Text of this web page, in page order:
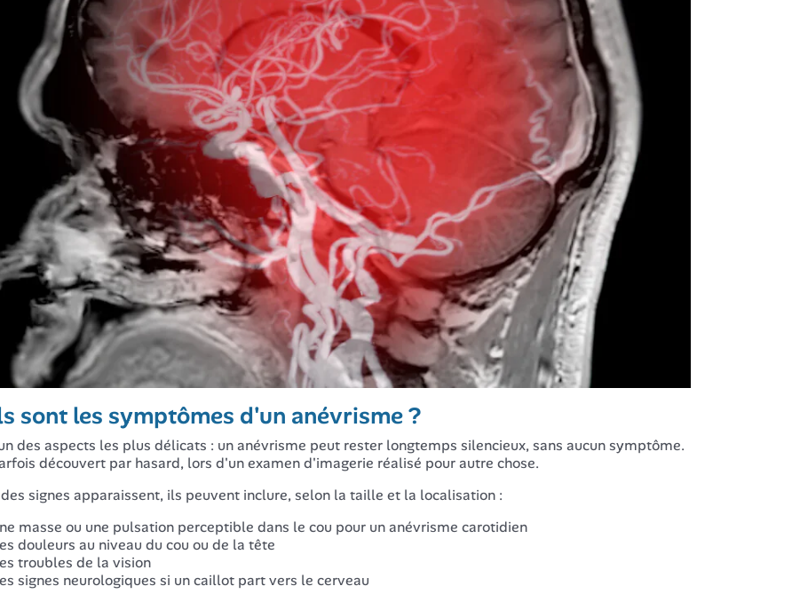
sont les symptômes d'un anévrisme ?
des aspects les plus délicats : un anévrisme peut rester longtemps silencieux, sans aucun symptôme.
découvert par hasard, lors d'un examen d'imagerie réalisé pour autre chose.
signes apparaissent, ils peuvent inclure, selon la taille et la localisation :
masse ou une pulsation perceptible dans le cou pour un anévrisme carotidien
douleurs au niveau du cou ou de la tête
troubles de la vision
signes neurologiques si un caillot part vers le cerveau